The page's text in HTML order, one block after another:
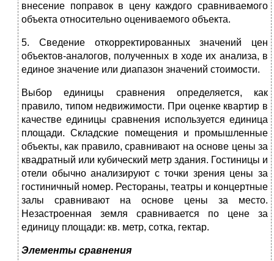
внесение поправок в цену каждого сравниваемого
объекта относительно оцениваемого объекта.
5. Сведение откорректированных значений цен
объектов-аналогов, полученных в ходе их анализа, в
единое значение или диапазон значений стоимости.
Выбор единицы сравнения определяется, как
правило, типом недвижимости. При оценке квартир в
качестве единицы сравнения используется единица
площади. Складские помещения и промышленные
объекты, как правило, сравнивают на основе цены за
квадратный или кубический метр здания. Гостиницы и
отели обычно анализируют с точки зрения цены за
гостиничный номер. Рестораны, театры и концертные
залы сравнивают на основе цены за место.
Незастроенная земля сравнивается по цене за
единицу площади: кв. метр, сотка, гектар.
Элементы сравнения